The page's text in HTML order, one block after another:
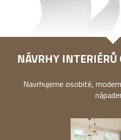
NÁVRHY INTERIÉRŮ
Navrhujeme osobité,